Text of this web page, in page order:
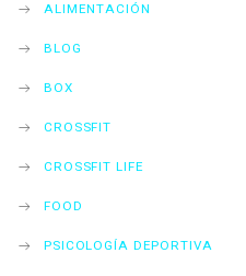
ALIMENTACIÓN
BLOG
BOX
CROSSFIT
CROSSFIT LIFE
FOOD
PSICOLOGÍA DEPORTIVA